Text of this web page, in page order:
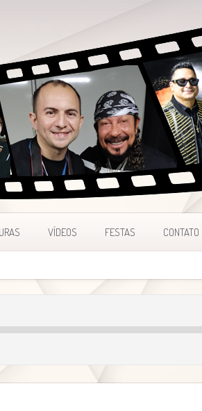
VÍDEOS FESTAS CONTATO